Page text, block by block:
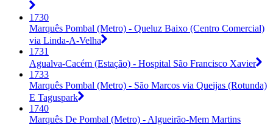
1730
Marquês Pombal (Metro) - Queluz Baixo (Centro Comercial)
via Linda-A-Velha
1731
Agualva-Cacém (Estação) - Hospital São Francisco Xavier
1733
Marquês Pombal (Metro) - São Marcos via Queijas (Rotunda)
E Taguspark
1740
Marquês De Pombal (Metro) - Algueirão-Mem Martins